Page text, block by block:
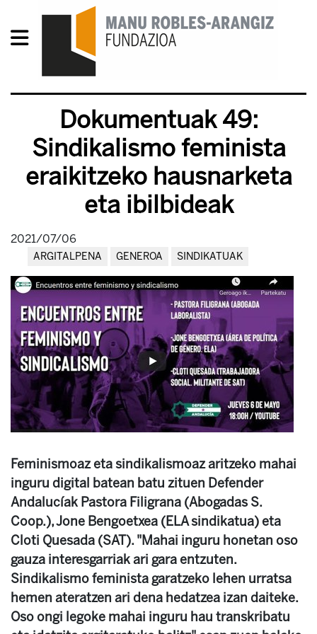
Dokumentuak 49:
Sindikalismo feminista
eraikitzeko hausnarketa
eta ibilbideak
2021/07/06
ARGITALPENA GENEROA SINDIKATUAK
Feminismoaz eta sindikalismoaz aritzeko mahai
inguru digital batean batu zituen Defender
Andalucíak Pastora Filigrana (Abogadas S.
Coop.), Jone Bengoetxea (ELA sindikatua) eta
Cloti Quesada (SAT). "Mahai inguru honetan oso
gauza interesgarriak ari gara entzuten.
Sindikalismo feminista garatzeko lehen urratsa
hemen ateratzen ari dena hedatzea izan daiteke.
Oso ongi legoke mahai inguru hau transkribatu